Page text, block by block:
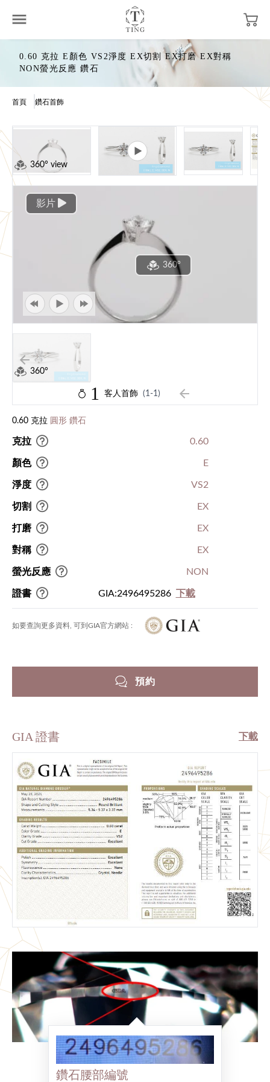
0.60 克拉 E顏色 VS2淨度 EX切割 EX打磨 EX對稱
NON螢光反應 鑽石
首頁 鑽石首飾
360° view
影片
360°
360°
1 客人首飾 (1-1)
0.60 克拉 圓形 鑽石
克拉 0.60
顏色 E
淨度 VS2
切割 EX
打磨 EX
對稱 EX
螢光反應 NON
證書 GIA:2496495286 下載
如要查詢更多資料, 可到GIA官方網站 :
預約
GIA 證書 下載
鑽石腰部編號